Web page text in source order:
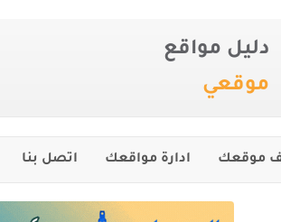
دليل مواقع
موقعي
موقعك ادارة مواقعك اتصل بنا